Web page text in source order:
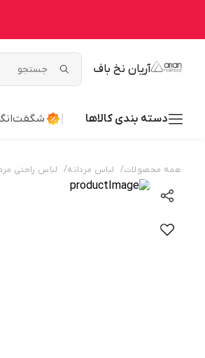
آریان نخ باف
دسته بندی کالاها
همه محصولات/ لباس مردانه/ لباس راحتی